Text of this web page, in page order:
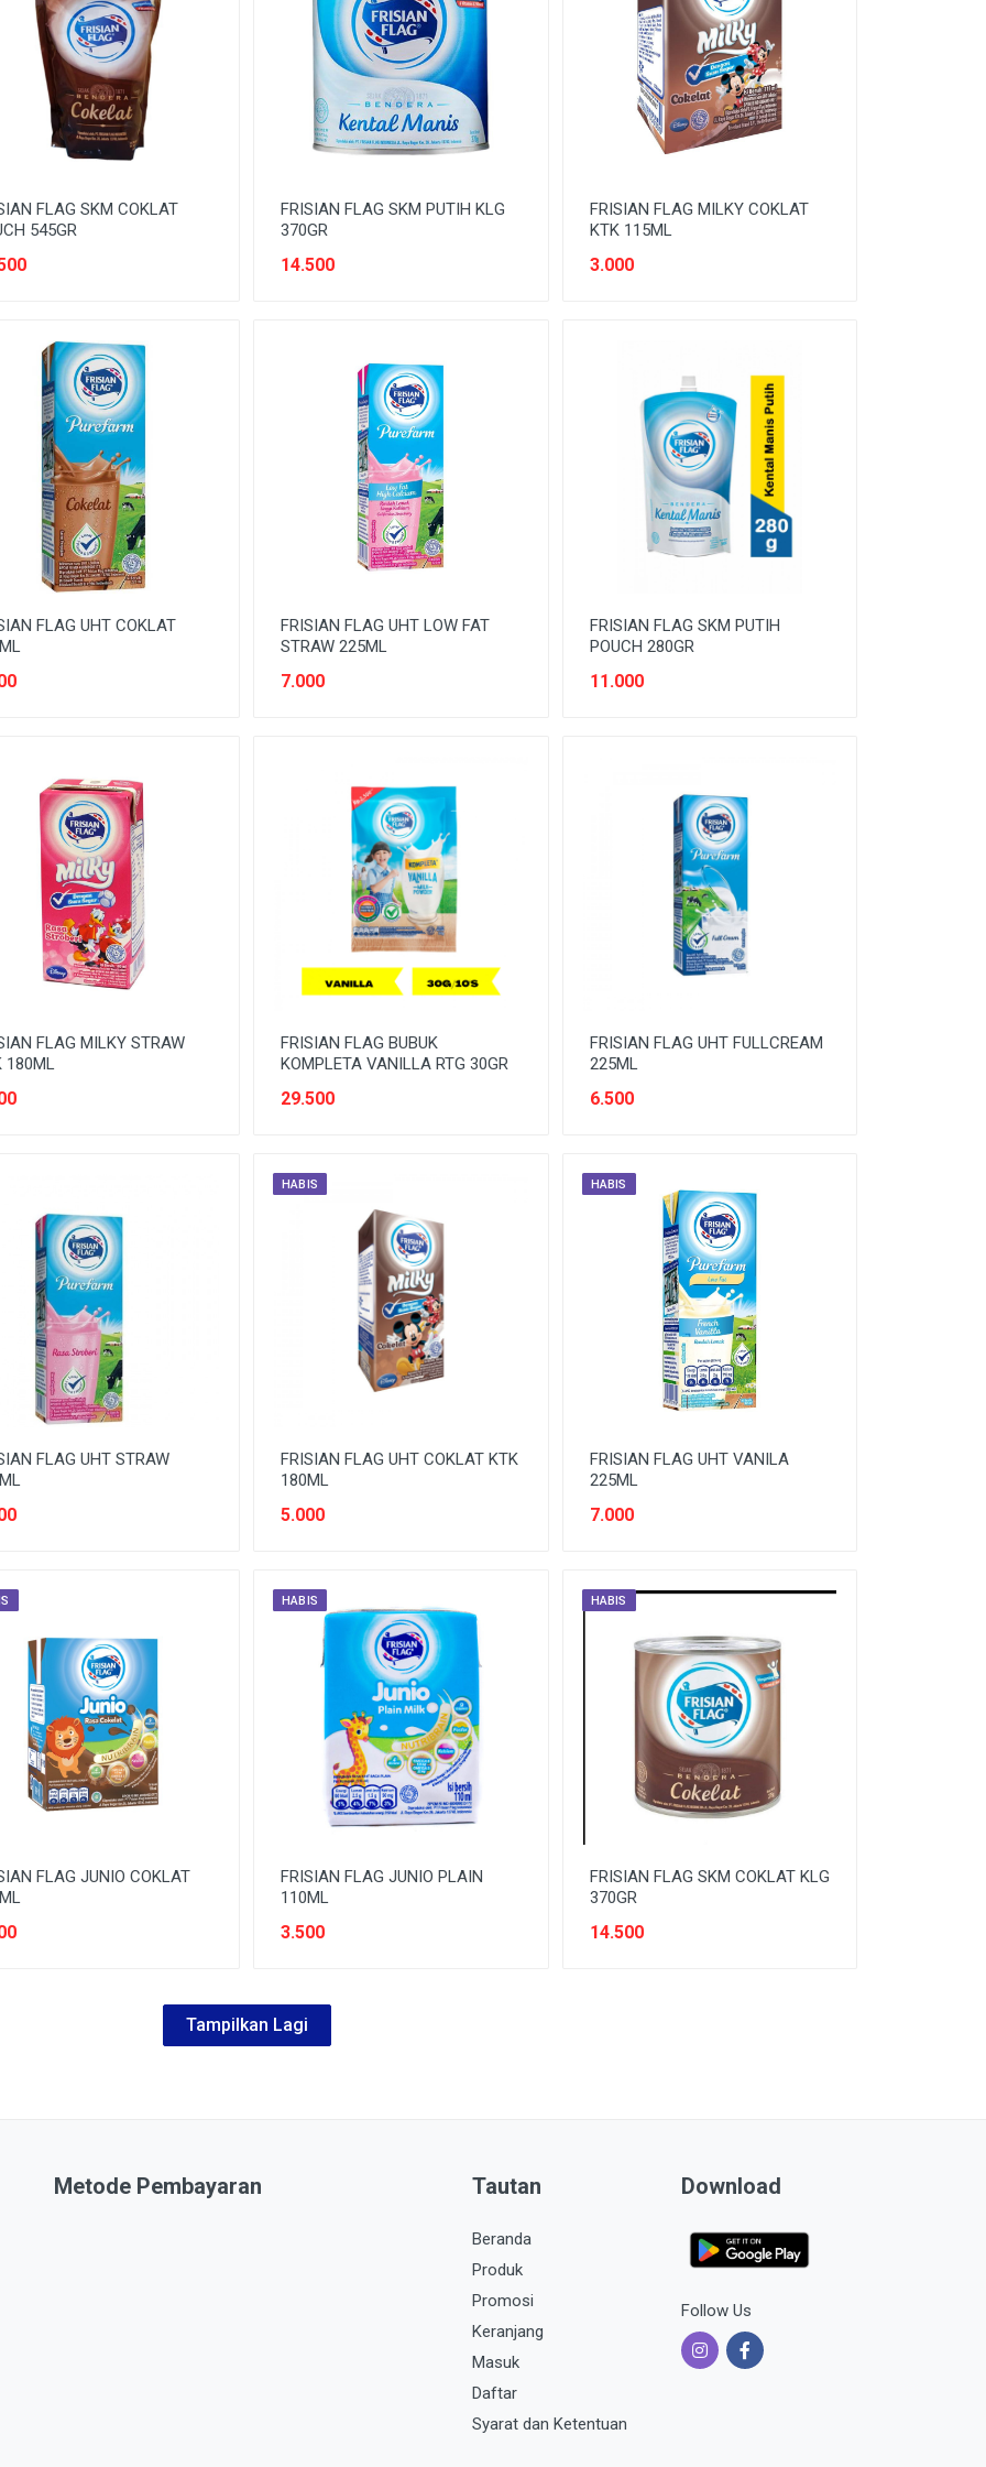
FLAG SKM COKLAT
545GR
FRISIAN FLAG SKM PUTIH KLG
370GR
14.500
FRISIAN FLAG MILKY COKLAT
KTK 115ML
3.000
FLAG UHT COKLAT
FRISIAN FLAG UHT LOW FAT
STRAW 225ML
7.000
FRISIAN FLAG SKM PUTIH
POUCH 280GR
11.000
FLAG MILKY STRAW
180ML
FRISIAN FLAG BUBUK
KOMPLETA VANILLA RTG 30GR
29.500
FRISIAN FLAG UHT FULLCREAM
225ML
6.500
FLAG UHT STRAW
HABIS
FRISIAN FLAG UHT COKLAT KTK
180ML
5.000
HABIS
FRISIAN FLAG UHT VANILA
225ML
7.000
FLAG JUNIO COKLAT
HABIS
FRISIAN FLAG JUNIO PLAIN
110ML
3.500
HABIS
FRISIAN FLAG SKM COKLAT KLG
370GR
14.500
Tampilkan Lagi
Metode Pembayaran Tautan
Beranda
Produk
Promosi
Keranjang
Masuk
Daftar
Syarat dan Ketentuan
Download
Follow Us